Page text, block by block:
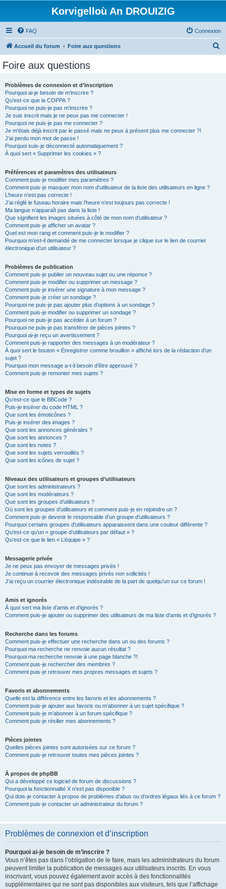
Korvigelloù An DROUIZIG
FAQ Connexion
Accueil du forum Foire aux questions
Foire aux questions
Problèmes de connexion et d’inscription
Pourquoi ai-je besoin de m’inscrire ?
Qu’est-ce que la COPPA ?
Pourquoi ne puis-je pas m’inscrire ?
Je suis inscrit mais je ne peux pas me connecter !
Pourquoi ne puis-je pas me connecter ?
Je m’étais déjà inscrit par le passé mais ne peux à présent plus me connecter ?!
J’ai perdu mon mot de passe !
Pourquoi suis-je déconnecté automatiquement ?
À quoi sert « Supprimer les cookies » ?
Préférences et paramètres des utilisateurs
Comment puis-je modifier mes paramètres ?
Comment puis-je masquer mon nom d’utilisateur de la liste des utilisateurs en ligne ?
L’heure n’est pas correcte !
J’ai réglé le fuseau horaire mais l’heure n’est toujours pas correcte !
Ma langue n’apparaît pas dans la liste !
Que signifient les images situées à côté de mon nom d’utilisateur ?
Comment puis-je afficher un avatar ?
Quel est mon rang et comment puis-je le modifier ?
Pourquoi m’est-il demandé de me connecter lorsque je clique sur le lien de courrier
électronique d’un utilisateur ?
Problèmes de publication
Comment puis-je publier un nouveau sujet ou une réponse ?
Comment puis-je modifier ou supprimer un message ?
Comment puis-je insérer une signature à mon message ?
Comment puis-je créer un sondage ?
Pourquoi ne puis-je pas ajouter plus d’options à un sondage ?
Comment puis-je modifier ou supprimer un sondage ?
Pourquoi ne puis-je pas accéder à un forum ?
Pourquoi ne puis-je pas transférer de pièces jointes ?
Pourquoi ai-je reçu un avertissement ?
Comment puis-je rapporter des messages à un modérateur ?
À quoi sert le bouton « Enregistrer comme brouillon » affiché lors de la rédaction d’un
sujet ?
Pourquoi mon message a-t-il besoin d’être approuvé ?
Comment puis-je remonter mes sujets ?
Mise en forme et types de sujets
Qu’est-ce que le BBCode ?
Puis-je insérer du code HTML ?
Que sont les émoticônes ?
Puis-je insérer des images ?
Que sont les annonces générales ?
Que sont les annonces ?
Que sont les notes ?
Que sont les sujets verrouillés ?
Que sont les icônes de sujet ?
Niveaux des utilisateurs et groupes d’utilisateurs
Que sont les administrateurs ?
Que sont les modérateurs ?
Que sont les groupes d’utilisateurs ?
Où sont les groupes d’utilisateurs et comment puis-je en rejoindre un ?
Comment puis-je devenir le responsable d’un groupe d’utilisateurs ?
Pourquoi certains groupes d’utilisateurs apparaissent dans une couleur différente ?
Qu’est-ce qu’un « groupe d’utilisateurs par défaut » ?
Qu’est-ce que le lien « L’équipe » ?
Messagerie privée
Je ne peux pas envoyer de messages privés !
Je continue à recevoir des messages privés non sollicités !
J’ai reçu un courrier électronique indésirable de la part de quelqu’un sur ce forum !
Amis et ignorés
À quoi sert ma liste d’amis et d’ignorés ?
Comment puis-je ajouter ou supprimer des utilisateurs de ma liste d’amis et d’ignorés ?
Recherche dans les forums
Comment puis-je effectuer une recherche dans un ou des forums ?
Pourquoi ma recherche ne renvoie aucun résultat ?
Pourquoi ma recherche renvoie à une page blanche ?!
Comment puis-je rechercher des membres ?
Comment puis-je retrouver mes propres messages et sujets ?
Favoris et abonnements
Quelle est la différence entre les favoris et les abonnements ?
Comment puis-je ajouter aux favoris ou m’abonner à un sujet spécifique ?
Comment puis-je m’abonner à un forum spécifique ?
Comment puis-je résilier mes abonnements ?
Pièces jointes
Quelles pièces jointes sont autorisées sur ce forum ?
Comment puis-je retrouver toutes mes pièces jointes ?
À propos de phpBB
Qui a développé ce logiciel de forum de discussions ?
Pourquoi la fonctionnalité X n’est pas disponible ?
Qui dois-je contacter à propos de problèmes d’abus ou d’ordres légaux liés à ce forum ?
Comment puis-je contacter un administrateur du forum ?
Problèmes de connexion et d’inscription
Pourquoi ai-je besoin de m’inscrire ?
Vous n’êtes pas dans l’obligation de le faire, mais les administrateurs du forum
peuvent limiter la publication de messages aux utilisateurs inscrits. En vous
inscrivant, vous pouvez également avoir accès à des fonctionnalités
supplémentaires qui ne sont pas disponibles aux visiteurs, tels que l’affichage